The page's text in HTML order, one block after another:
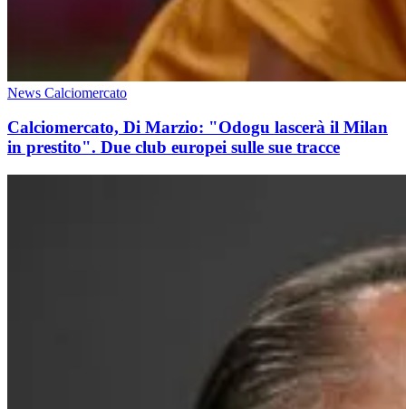
News Calciomercato
Calciomercato, Di Marzio: "Odogu lascerà il Milan
in prestito". Due club europei sulle sue tracce